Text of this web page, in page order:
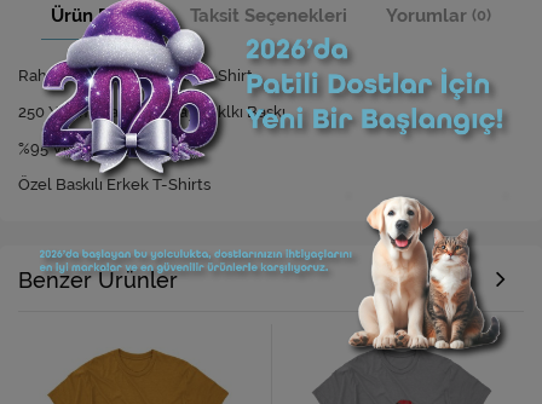
Ürün Bilgisi Taksit Seçenekleri Yorumlar (0)
Rahat Kesim Özel Baskılı T-Shirt
250 Yıkamaya Kadar Dayanıklkı Baskı
%95 Viskon %5 Elastan
Özel Baskılı Erkek T-Shirts
Benzer Ürünler